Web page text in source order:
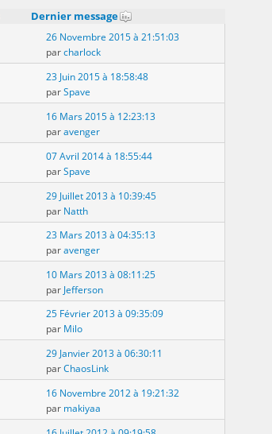
Dernier message
26 Novembre 2015 à 21:51:03
parcharlock
23 Juin 2015 à 18:58:48
parSpave
16 Mars 2015 à 12:23:13
paravenger
07 Avril 2014 à 18:55:44
parSpave
29 Juillet 2013 à 10:39:45
par Natth
23 Mars 2013 à 04:35:13
paravenger
10 Mars 2013 à 08:11:25
par Jefferson
25 Février 2013 à 09:35:09
par Milo
29 Janvier 2013 à 06:30:11
parChaosLink
16 Novembre 2012 à 19:21:32
par makiyaa